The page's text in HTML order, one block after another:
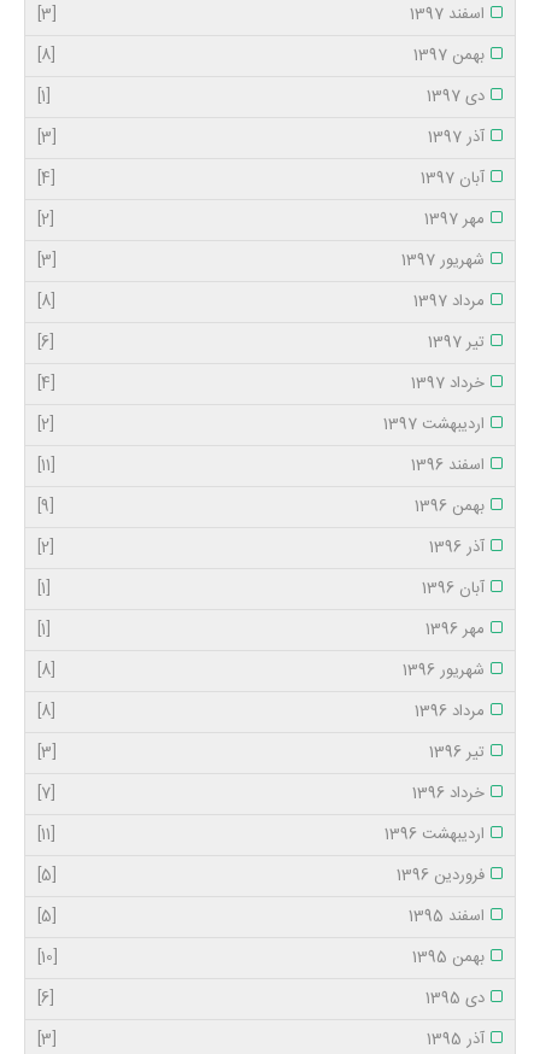
اسفند 1397
[3]
بهمن 1397
[8]
دی 1397
[1]
آذر 1397
[3]
آبان 1397
[4]
مهر 1397
[2]
شهریور 1397
[3]
مرداد 1397
[8]
تیر 1397
[6]
خرداد 1397
[4]
اردیبهشت 1397
[2]
اسفند 1396
[11]
بهمن 1396
[9]
آذر 1396
[2]
آبان 1396
[1]
مهر 1396
[1]
شهریور 1396
[8]
مرداد 1396
[8]
تیر 1396
[3]
خرداد 1396
[7]
اردیبهشت 1396
[11]
فروردین 1396
[5]
اسفند 1395
[5]
بهمن 1395
[10]
دی 1395
[6]
آذر 1395
[3]